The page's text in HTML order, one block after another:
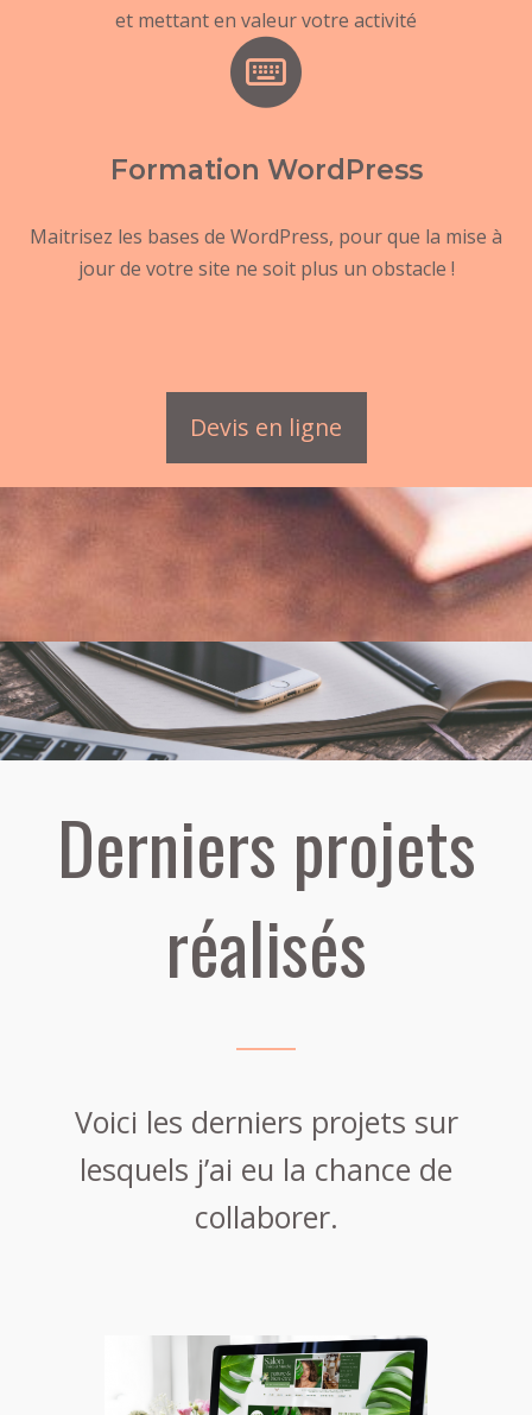
et mettant en valeur votre activité
Formation WordPress
Maitrisez les bases de WordPress, pour que la mise à
jour de votre site ne soit plus un obstacle !
Devis en ligne
Derniers projets
réalisés
Voici les derniers projets sur
lesquels j’ai eu la chance de
collaborer.